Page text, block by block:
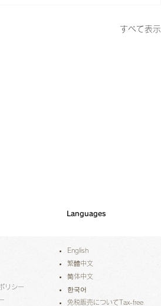
すべて表示
リシー
Languages
English
繁體中文
简体中文
한국어
免税販売についてTax-free​